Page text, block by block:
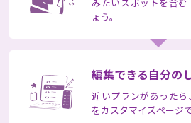
ょう。
編集できる自分の
近いプランがあった
をカスタマイズページ